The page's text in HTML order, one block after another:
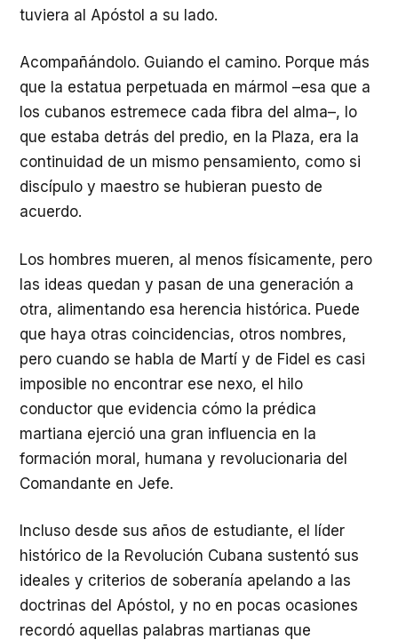
tuviera al Apóstol a su lado.
Acompañándolo. Guiando el camino. Porque más
que la estatua perpetuada en mármol –esa que a
los cubanos estremece cada fibra del alma–, lo
que estaba detrás del predio, en la Plaza, era la
continuidad de un mismo pensamiento, como si
discípulo y maestro se hubieran puesto de
acuerdo.
Los hombres mueren, al menos físicamente, pero
las ideas quedan y pasan de una generación a
otra, alimentando esa herencia histórica. Puede
que haya otras coincidencias, otros nombres,
pero cuando se habla de Martí y de Fidel es casi
imposible no encontrar ese nexo, el hilo
conductor que evidencia cómo la prédica
martiana ejerció una gran influencia en la
formación moral, humana y revolucionaria del
Comandante en Jefe.
Incluso desde sus años de estudiante, el líder
histórico de la Revolución Cubana sustentó sus
ideales y criterios de soberanía apelando a las
doctrinas del Apóstol, y no en pocas ocasiones
recordó aquellas palabras martianas que